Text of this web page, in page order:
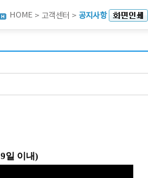
HOME > 고객센터 > 공지사항
일 이내)